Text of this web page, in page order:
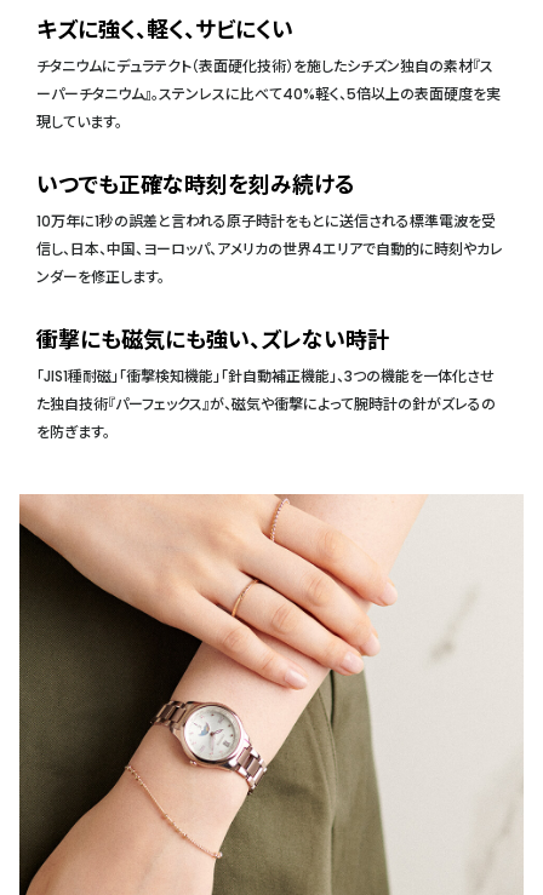
キズに強く、軽く、サビにくい
チタニウムにデュラテクト（表面硬化技術）を施したシチズン独自の素材『ス
ーパーチタニウム』。ステンレスに比べて40%軽く、5倍以上の表面硬度を実
現しています。
いつでも正確な時刻を刻み続ける
10万年に1秒の誤差と言われる原子時計をもとに送信される標準電波を受
信し、日本、中国、ヨーロッパ、アメリカの世界4エリアで自動的に時刻やカレ
ンダーを修正します。
衝撃にも磁気にも強い、ズレない時計
「JIS1種耐磁」「衝撃検知機能」「針自動補正機能」、3つの機能を一体化させ
た独自技術『パーフェックス』が、磁気や衝撃によって腕時計の針がズレるの
を防ぎます。